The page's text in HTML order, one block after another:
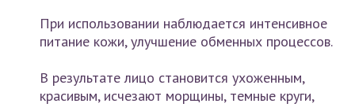
При использовании наблюдается интенсивное
питание кожи, улучшение обменных процессов.
В результате лицо становится ухоженным,
красивым, исчезают морщины, темные круги,